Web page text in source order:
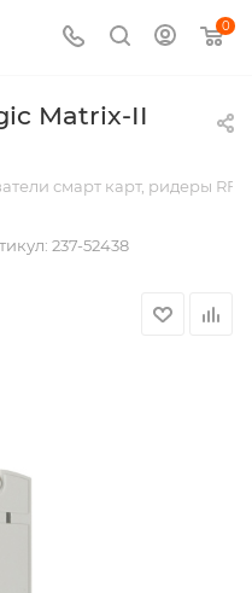
0
Matrix-II
смарт карт, ридеры
237-52438